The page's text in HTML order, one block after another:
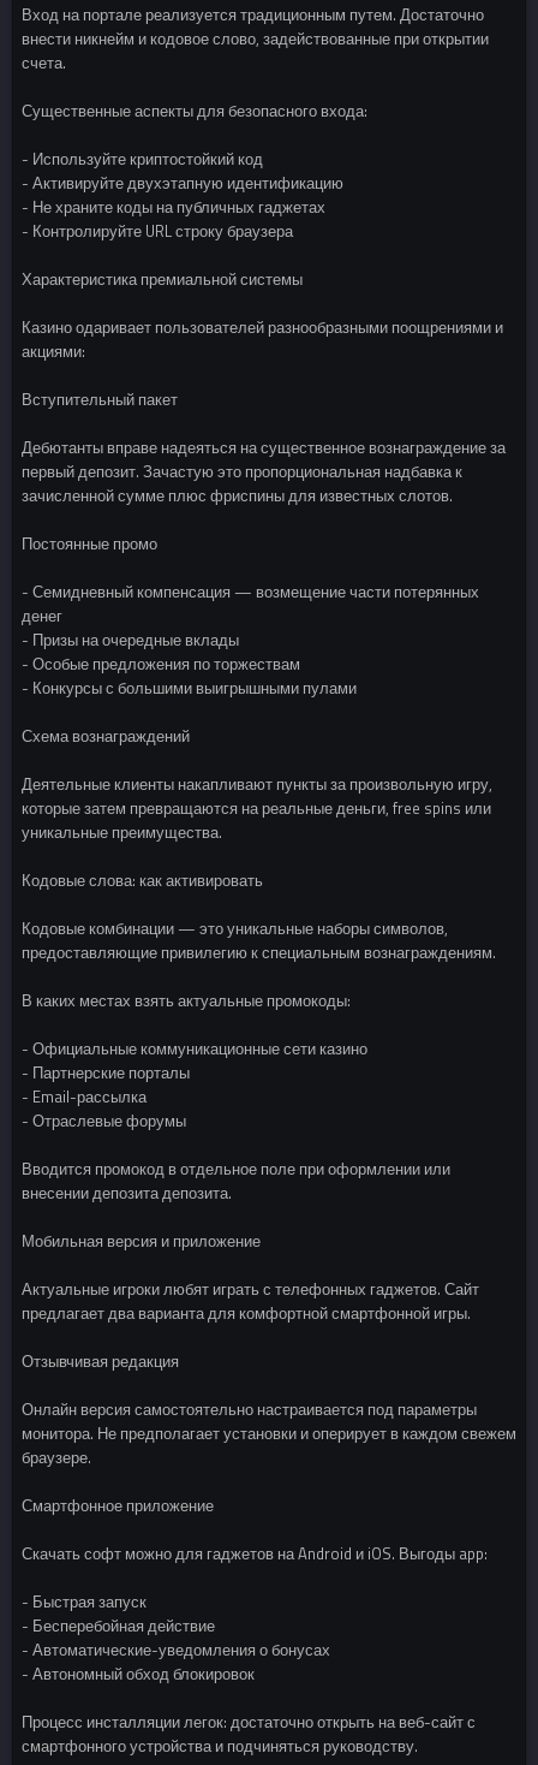
Вход на портале реализуется традиционным путем. Достаточно
внести никнейм и кодовое слово, задействованные при открытии
счета.
Существенные аспекты для безопасного входа:
- Используйте криптостойкий код
- Активируйте двухэтапную идентификацию
- Не храните коды на публичных гаджетах
- Контролируйте URL строку браузера
Характеристика премиальной системы
Казино одаривает пользователей разнообразными поощрениями и
акциями:
Вступительный пакет
Дебютанты вправе надеяться на существенное вознаграждение за
первый депозит. Зачастую это пропорциональная надбавка к
зачисленной сумме плюс фриспины для известных слотов.
Постоянные промо
- Семидневный компенсация — возмещение части потерянных
денег
- Призы на очередные вклады
- Особые предложения по торжествам
- Конкурсы с большими выигрышными пулами
Схема вознаграждений
Деятельные клиенты накапливают пункты за произвольную игру,
которые затем превращаются на реальные деньги, free spins или
уникальные преимущества.
Кодовые слова: как активировать
Кодовые комбинации — это уникальные наборы символов,
предоставляющие привилегию к специальным вознаграждениям.
В каких местах взять актуальные промокоды:
- Официальные коммуникационные сети казино
- Партнерские порталы
- Email-рассылка
- Отраслевые форумы
Вводится промокод в отдельное поле при оформлении или
внесении депозита депозита.
Мобильная версия и приложение
Актуальные игроки любят играть с телефонных гаджетов. Сайт
предлагает два варианта для комфортной смартфонной игры.
Отзывчивая редакция
Онлайн версия самостоятельно настраивается под параметры
монитора. Не предполагает установки и оперирует в каждом свежем
браузере.
Смартфонное приложение
Скачать софт можно для гаджетов на Android и iOS. Выгоды app:
- Быстрая запуск
- Бесперебойная действие
- Автоматические-уведомления о бонусах
- Автономный обход блокировок
Процесс инсталляции легок: достаточно открыть на веб-сайт с
смартфонного устройства и подчиняться руководству.